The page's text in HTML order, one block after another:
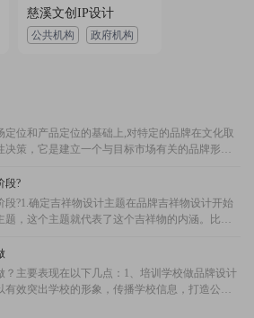
的作品我非常喜欢，设计师很专业，沟通顺畅，
务很不错，设计过程的印象很深，总体感觉非
赞！
2022-11-23 01:39:32 所在地：天津
沟通顺畅，服务优质，设计很有创意，作品看
2022-06-27 05:57:11 所在地：浙江
慈溪文创IP设计
公共机构 政府机构
定位和产品定位的基础上,对特定的品牌在文化取
决策，它是建立一个与目标市场有关的品牌形象
段?
段?1.确定吉祥物设计主题在品牌吉祥物设计开始
题，这个主题就代表了这个吉祥物的内涵。比如
设计。所以一定要确定好一个主题，而且这个
活，能够让客户比较喜欢。一般情况下，吉祥
、健康安乐等等。总之公司在确定主题的时候
？主要表现在以下几点：1、培训学校做品牌设计
有效突出学校的形象，传播学校信息，打造公共